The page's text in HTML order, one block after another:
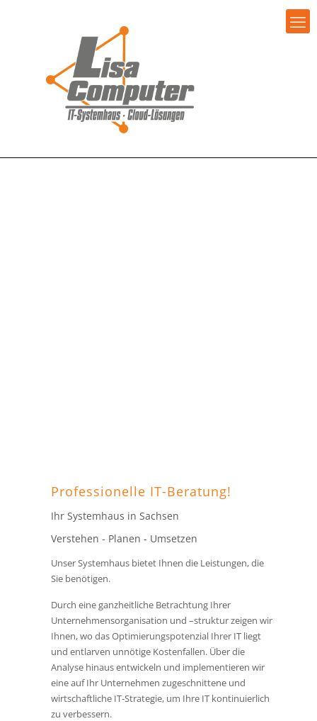
Professionelle IT-Beratung!
Ihr Systemhaus in Sachsen
Verstehen - Planen - Umsetzen
Unser Systemhaus bietet Ihnen die Leistungen, die
Sie benötigen.
Durch eine ganzheitliche Betrachtung Ihrer
Unternehmensorganisation und –struktur zeigen wir
Ihnen, wo das Optimierungspotenzial Ihrer IT liegt
und entlarven unnötige Kostenfallen. Über die
Analyse hinaus entwickeln und implementieren wir
eine auf Ihr Unternehmen zugeschnittene und
wirtschaftliche IT-Strategie, um Ihre IT kontinuierlich
zu verbessern.